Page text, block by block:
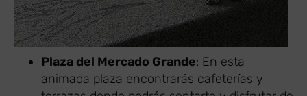
Plaza del Mercado Grande: En esta
animada plaza encontrarás cafeterías y